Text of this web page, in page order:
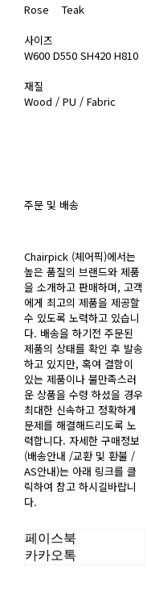
Rose Teak
사이즈
W600 D550 SH420 H810
재질
Wood / PU / Fabric
주문 및 배송
Chairpick (체어픽)에서는
높은 품질의 브랜드와 제품
을 소개하고 판매하며, 고객
에게 최고의 제품을 제공할
수 있도록 노력하고 있습니
다. 배송을 하기전 주문된
제품의 상태를 확인 후 발송
하고 있지만, 혹여 결함이
있는 제품이나 불만족스러
운 상품을 수령 하셨을 경우
최대한 신속하고 정확하게
문제를 해결해드리도록 노
력합니다. 자세한 구매정보
(배송안내 /교환 및 환불 /
AS안내)는 아래 링크를 클
릭하여 참고 하시길바랍니
다.
페이스북
카카오톡